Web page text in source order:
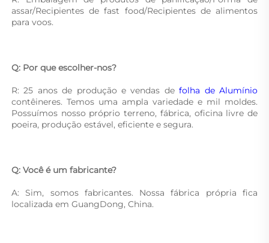
assar/Recipientes de fast food/Recipientes de alimentos
para voos.
Q: Por que escolher-nos?
R: 25 anos de produção e vendas de
contêineres. Temos uma ampla variedade e mil moldes.
Possuímos nosso próprio terreno, fábrica, oficina livre de
poeira, produção estável, eficiente e segura.
Q: Você é um fabricante?
A: Sim, somos fabricantes. Nossa fábrica própria fica
localizada em GuangDong, China.